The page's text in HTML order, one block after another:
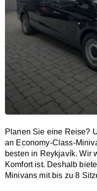
Planen Sie eine Reise?
an Economy-Class-
besten in Reykjavík. Wir
Komfort ist. Deshalb
Minivans mit bis zu 8